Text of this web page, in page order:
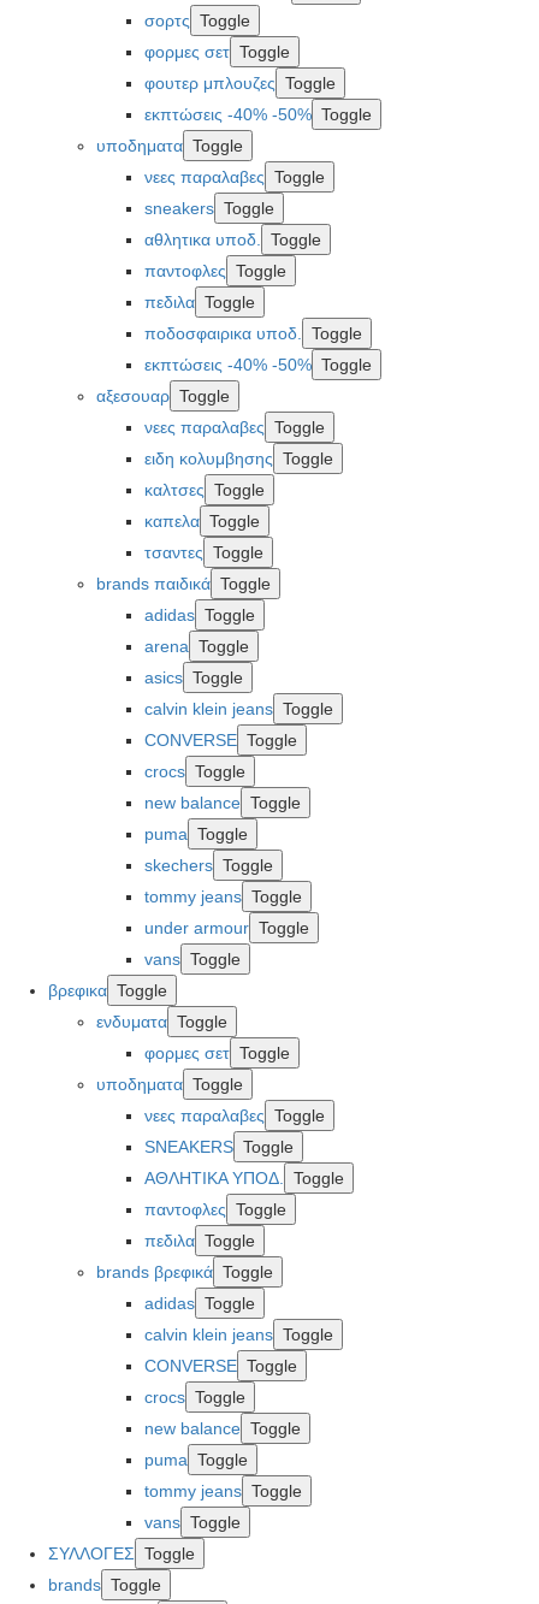
σορτς Toggle
φορμες σετ Toggle
φουτερ μπλουζες Toggle
εκπτώσεις -40% -50% Toggle
υποδηματα Toggle
νεες παραλαβες Toggle
sneakers Toggle
αθλητικα υποδ.
Toggle
παντοφλες Toggle
πεδιλα Toggle
ποδοσφαιρικα υποδ.
Toggle
εκπτώσεις -40% -50% Toggle
αξεσουαρ Toggle
νεες παραλαβες Toggle
ειδη κολυμβησης Toggle
καλτσες Toggle
καπελα Toggle
τσαντες Toggle
brands παιδικά Toggle
adidas Toggle
arena Toggle
asics Toggle
calvin klein jeans Toggle
CONVERSE Toggle
crocs Toggle
new balance Toggle
puma Toggle
skechers Toggle
tommy jeans Toggle
under armour Toggle
vans Toggle
βρεφικα Toggle
ενδυματα Toggle
φορμες σετ Toggle
υποδηματα Toggle
νεες παραλαβες Toggle
SNEAKERS Toggle
ΑΘΛΗΤΙΚΑ ΥΠΟΔ.
Toggle
παντοφλες Toggle
πεδιλα Toggle
brands βρεφικά Toggle
adidas Toggle
calvin klein jeans Toggle
CONVERSE Toggle
crocs Toggle
new balance Toggle
puma Toggle
tommy jeans Toggle
vans Toggle
ΣΥΛΛΟΓΕΣ Toggle
brands Toggle